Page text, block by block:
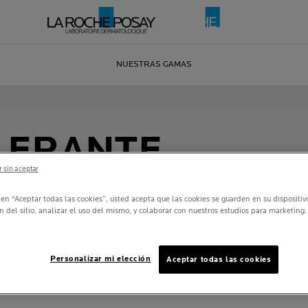
NUESTRAS GAMAS
de comezón: ardor, picor, enrojecimiento, tirantez,
para el cuidado de la piel especialmente
o preservar la barrera microbiana, la barrera invisible
“Aceptar todas las cookies”, usted acepta que las cookies se guarden en su
del sitio, analizar el uso del mismo, y colaborar con nuestros estudios para marketing.
Aceptar todas las cookies
Personalizar mi elección
sin aceptar